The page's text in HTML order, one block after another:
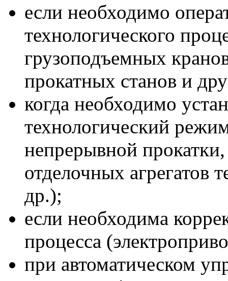
если необходимо
технологического
грузоподъемных
прокатных станов и
когда необходимо
технологический
непрерывной
отделочных агрегатов
др.);
если необходима
процесса
при автоматическом